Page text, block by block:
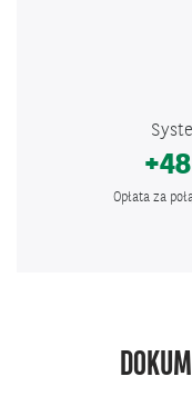
Opłata za